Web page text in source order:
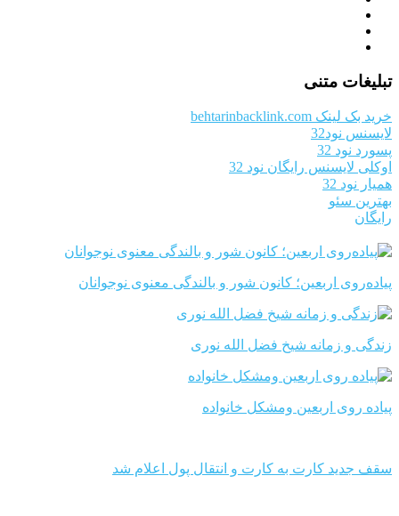
تبلیغات متنی
خرید بک لینک behtarinbacklink.com
لایسنس نود32
پسورد نود 32
اوکلی لایسنس رایگان نود 32
همیار نود 32
بهترین سئو
رایگان
پیاده‌روی اربعین؛ کانون شور و بالندگی معنوی نوجوانان
زندگی و زمانه شیخ فضل الله نوری
پیاده روی اربعین ومشکل خانواده
سقف جدید کارت به کارت و انتقال پول اعلام شد